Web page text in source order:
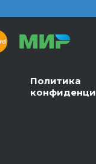
Политика